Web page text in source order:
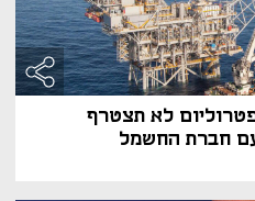
לא תצטרף
חברת החשמל